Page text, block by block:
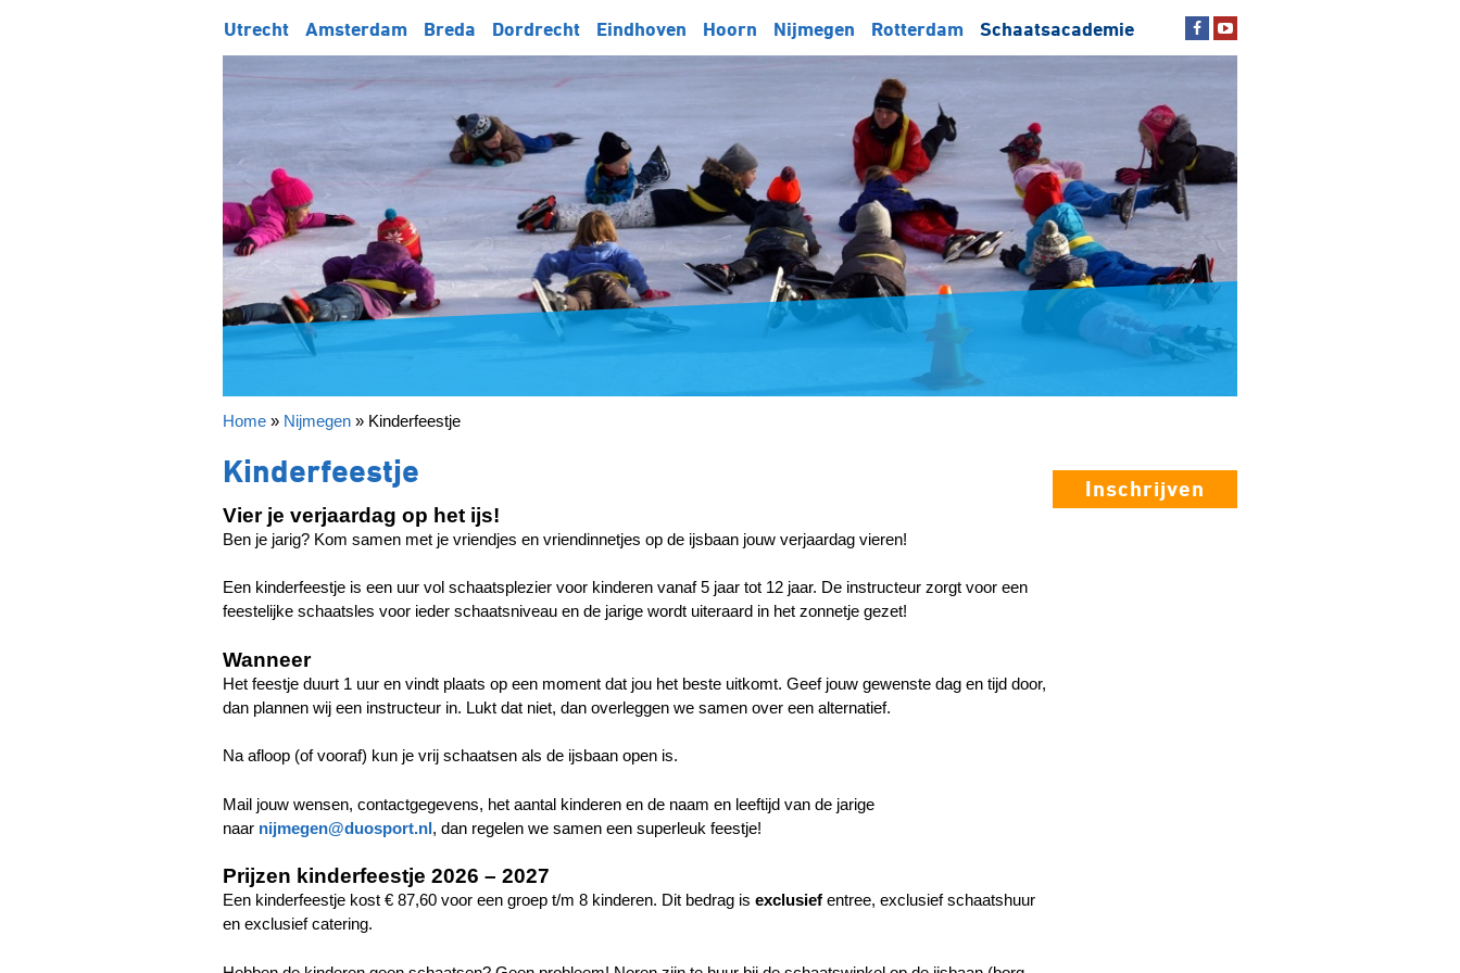
Utrecht Amsterdam Breda Dordrecht Eindhoven Hoorn Nijmegen Rotterdam Schaatsacademie
Home » Nijmegen » Kinderfeestje
Inschrijven
Kinderfeestje
Vier je verjaardag op het ijs!
Ben je jarig? Kom samen met je vriendjes en vriendinnetjes op de ijsbaan jouw verjaardag vieren!
Een kinderfeestje is een uur vol schaatsplezier voor kinderen vanaf 5 jaar tot 12 jaar. De instructeur zorgt voor een
feestelijke schaatsles voor ieder schaatsniveau en de jarige wordt uiteraard in het zonnetje gezet!
Wanneer
Het feestje duurt 1 uur en vindt plaats op een moment dat jou het beste uitkomt. Geef jouw gewenste dag en tijd door,
dan plannen wij een instructeur in. Lukt dat niet, dan overleggen we samen over een alternatief.
Na afloop (of vooraf) kun je vrij schaatsen als de ijsbaan open is.
Mail jouw wensen, contactgegevens, het aantal kinderen en de naam en leeftijd van de jarige
naar nijmegen@duosport.nl, dan regelen we samen een superleuk feestje!
Prijzen kinderfeestje 2026 – 2027
Een kinderfeestje kost € 87,60 voor een groep t/m 8 kinderen. Dit bedrag is exclusief entree, exclusief schaatshuur
en exclusief catering.